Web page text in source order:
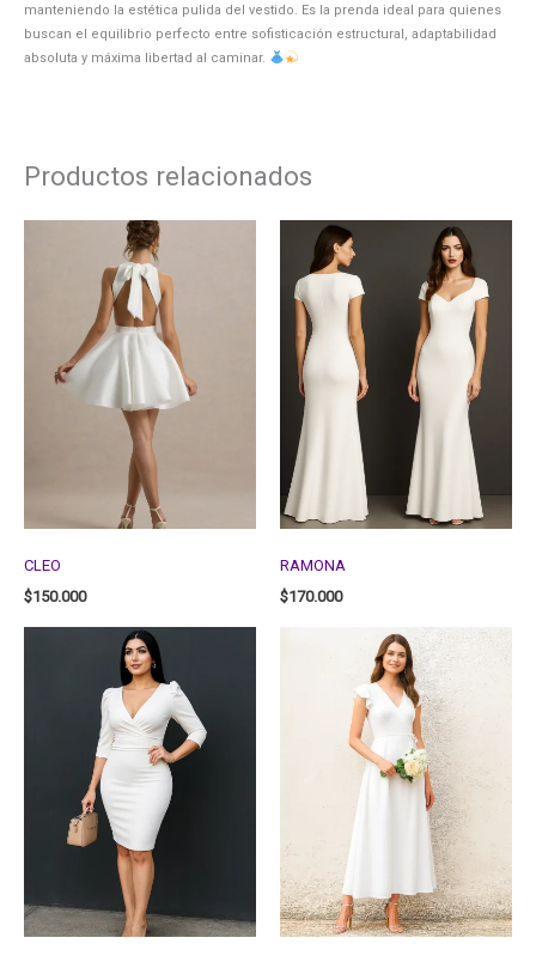
manteniendo la estética pulida del vestido. Es la prenda ideal para quienes
buscan el equilibrio perfecto entre sofisticación estructural, adaptabilidad
absoluta y máxima libertad al caminar.
Productos relacionados
CLEO
$150.000
RAMONA
$170.000